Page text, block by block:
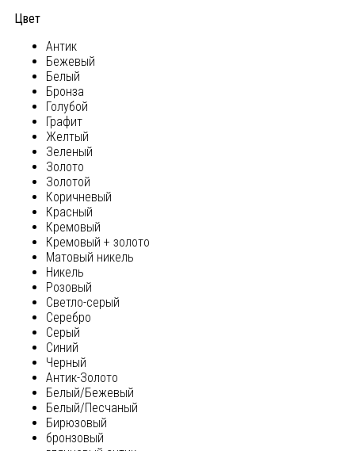
Цвет
Антик
Бежевый
Белый
Бронза
Голубой
Графит
Желтый
Зеленый
Золото
Золотой
Коричневый
Красный
Кремовый
Кремовый + золото
Матовый никель
Никель
Розовый
Светло-серый
Серебро
Серый
Синий
Черный
Антик-Золото
Белый/Бежевый
Белый/Песчаный
Бирюзовый
бронзовый